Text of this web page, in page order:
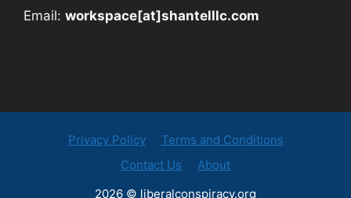
Email: workspace[at]shantelllc.com
Privacy Policy
Terms and Conditions
Contact Us
About
2026 © liberalconspiracy.org